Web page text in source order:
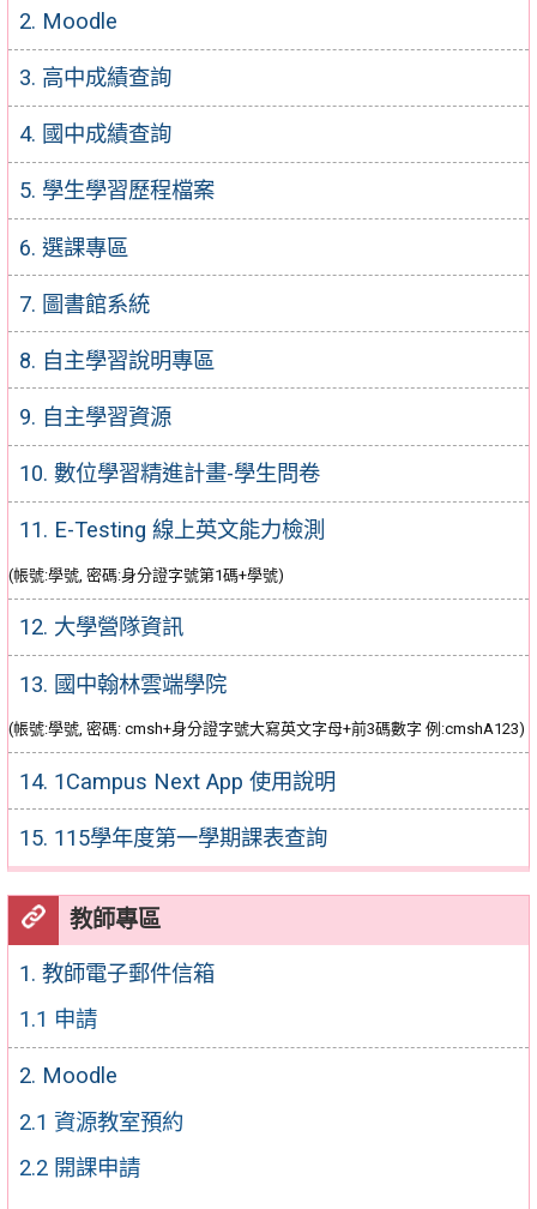
2. Moodle
3. 高中成績查詢
4. 國中成績查詢
5. 學生學習歷程檔案
6. 選課專區
7. 圖書館系統
8. 自主學習說明專區
9. 自主學習資源
10. 數位學習精進計畫-學生問卷
11. E-Testing 線上英文能力檢測
(帳號:學號, 密碼:身分證字號第1碼+學號)
12. 大學營隊資訊
13. 國中翰林雲端學院
(帳號:學號, 密碼: cmsh+身分證字號大寫英文字母+前3碼數字 例:cmshA123)
14. 1Campus Next App 使用說明
15. 115學年度第一學期課表查詢
教師專區
1. 教師電子郵件信箱
1.1 申請
2. Moodle
2.1 資源教室預約
2.2 開課申請